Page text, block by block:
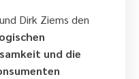
Dirk Ziems den
und die